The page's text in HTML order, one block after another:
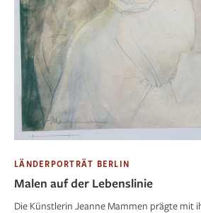
LÄNDERPORTRÄT BERLIN
Malen auf der Lebenslinie
Die Künstlerin Jeanne Mammen prägte mit